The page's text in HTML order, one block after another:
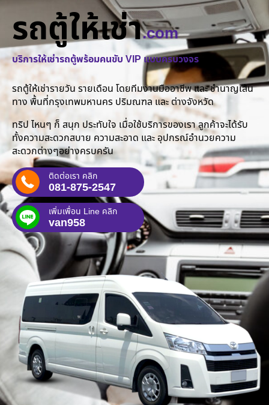
รถตู้ให้เช่า.com
บริการให้เช่ารถตู้พร้อมคนขับ VIP แบบครบวงจร
รถตู้ให้เช่ารายวัน รายเดือน โดยทีมงานมืออาชีพ และ ชำนาญเส้น
ทาง พื้นที่กรุงเทพมหานคร ปริมณฑล และ ต่างจังหวัด
ทริป ไหนๆ ก็ สนุก ประทับใจ เมื่อใช้บริการของเรา ลูกค้าจะได้รับ
ทั้งความสะดวกสบาย ความสะอาด และ อุปกรณ์อำนวยความ
สะดวกต่างๆอย่างครบครัน
ติดต่อเรา คลิก
081-875-2547
เพิ่มเพื่อน Line คลิก
van958